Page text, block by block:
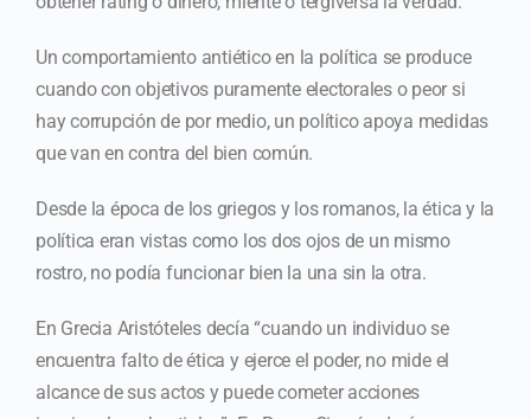
Un comportamiento antiético en la política se produce
cuando con objetivos puramente electorales o peor si
hay corrupción de por medio, un político apoya medidas
que van en contra del bien común.
Desde la época de los griegos y los romanos, la ética y la
política eran vistas como los dos ojos de un mismo
rostro, no podía funcionar bien la una sin la otra.
En Grecia Aristóteles decía “cuando un individuo se
encuentra falto de ética y ejerce el poder, no mide el
alcance de sus actos y puede cometer acciones